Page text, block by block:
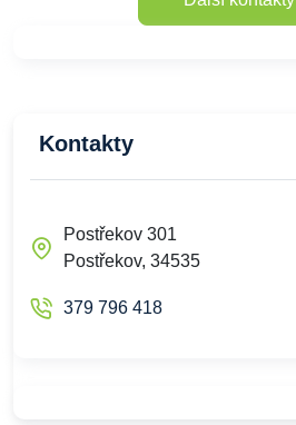
Kontakty
Postřekov 301
Postřekov, 34535
379 796 418